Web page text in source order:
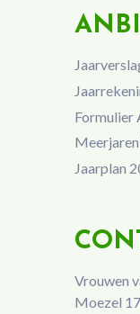
ANBI
Formulier
Jaarplan
Vrouwen
Moezel 17